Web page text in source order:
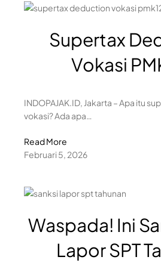
Supertax
Vokasi
INDOPAJAK.ID, Jakarta – Apa itu
vokasi? Ada apa…
Read More
Februari 5, 2026
Waspada! Ini
Lapor SPT